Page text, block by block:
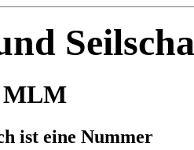
MLM
ist eine Nummer